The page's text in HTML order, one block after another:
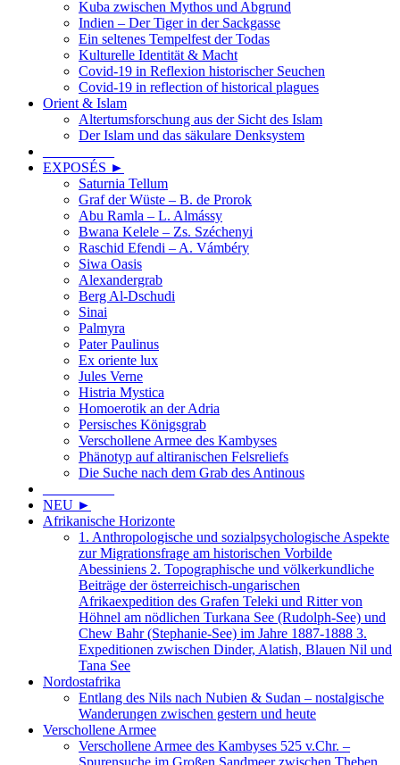
Kuba zwischen Mythos und Abgrund
Indien – Der Tiger in der Sackgasse
Ein seltenes Tempelfest der Todas
Kulturelle Identität & Macht
Covid-19 in Reflexion historischer Seuchen
Covid-19 in reflection of historical plagues
Orient & Islam
Altertumsforschung aus der Sicht des Islam
Der Islam und das säkulare Denksystem
EXPOSÉS ►
Saturnia Tellum
Graf der Wüste – B. de Prorok
Abu Ramla – L. Almássy
Bwana Kelele – Zs. Széchenyi
Raschid Efendi – A. Vámbéry
Siwa Oasis
Alexandergrab
Berg Al-Dschudi
Sinai
Palmyra
Pater Paulinus
Ex oriente lux
Jules Verne
Histria Mystica
Homoerotik an der Adria
Persisches Königsgrab
Verschollene Armee des Kambyses
Phänotyp auf altiranischen Felsreliefs
Die Suche nach dem Grab des Antinous
NEU ►
Afrikanische Horizonte
1. Anthropologische und sozialpsychologische Aspekte
zur Migrationsfrage am historischen Vorbilde
Abessiniens 2. Topographische und völkerkundliche
Beiträge der österreichisch-ungarischen
Afrikaexpedition des Grafen Teleki und Ritter von
Höhnel am nödlichen Turkana See (Rudolph-See) und
Chew Bahr (Stephanie-See) im Jahre 1887-1888 3.
Expeditionen zwischen Dinder, Alatish, Blauen Nil und
Tana See
Nordostafrika
Entlang des Nils nach Nubien & Sudan – nostalgische
Wanderungen zwischen gestern und heute
Verschollene Armee
Verschollene Armee des Kambyses 525 v.Chr. –
Spurensuche im Großen Sandmeer zwischen Theben